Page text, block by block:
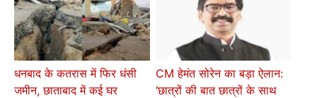
धनबाद के कतरास में फिर धंसी
जमीन, छाताबाद में कई घर
CM हेमंत सोरेन का बड़ा ऐलान:
‘छात्रों की बात छात्रों के साथ